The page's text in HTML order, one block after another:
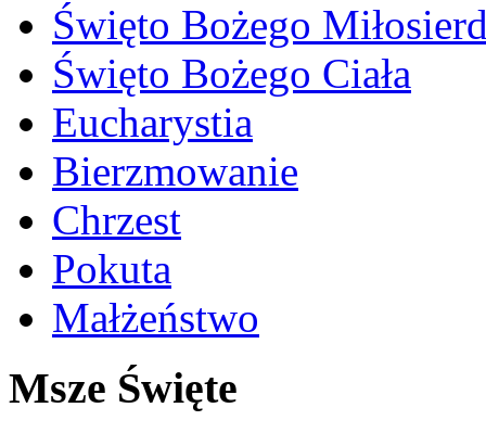
Święto Bożego
Święto Bożego Ciała
Eucharystia
Bierzmowanie
Chrzest
Pokuta
Małżeństwo
Msze Święte